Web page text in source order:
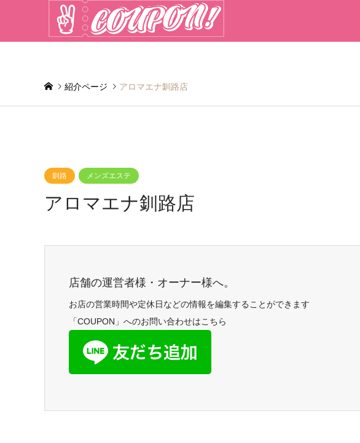
紹介ページ アロマエナ釧路店
釧路 メンズエステ
アロマエナ釧路店
店舗の運営者様・オーナー様へ。
お店の営業時間や定休日などの情報を編集することができます
「COUPON」へのお問い合わせはこちら